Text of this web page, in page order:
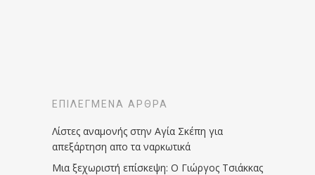
ΕΠΙΛΕΓΜΈΝΑ ΆΡΘΡΑ
Λίστες αναμονής στην Αγία Σκέπη για
απεξάρτηση απο τα ναρκωτικά
Μια ξεχωριστή επίσκεψη: Ο Γιώργος Τσιάκκας